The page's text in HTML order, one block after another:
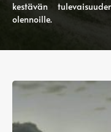
kestävän
olennoille.